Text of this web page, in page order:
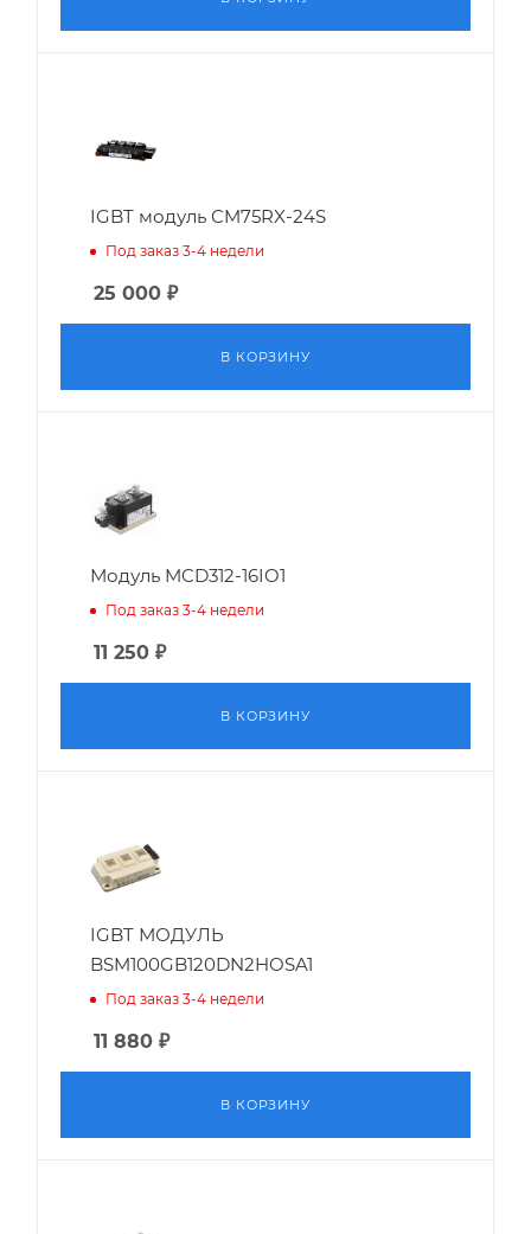
IGBT модуль CM75RX-24S
Под заказ 3-4 недели
25 000 ₽
В КОРЗИНУ
Модуль MCD312-16IO1
Под заказ 3-4 недели
11 250 ₽
В КОРЗИНУ
IGBT МОДУЛЬ
BSM100GB120DN2HOSA1
Под заказ 3-4 недели
11 880 ₽
В КОРЗИНУ